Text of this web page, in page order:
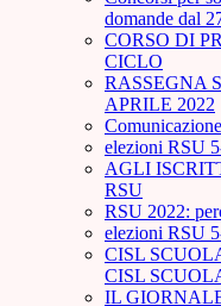
domande dal
CORSO DI
CICLO
RASSEGNA
APRILE 2022
elezioni RSU
AGLI
RSU
RSU 2022:
elezioni RSU
CISL
CISL
IL